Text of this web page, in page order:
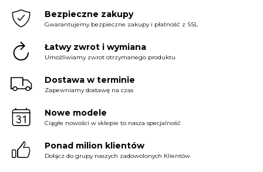
Bezpieczne zakupy
Gwarantujemy bezpieczne zakupy i płatność z SSL
Łatwy zwrot i wymiana
Umożliwiamy zwrot otrzymanego produktu
Dostawa w terminie
Zapewniamy dostawę na czas
Nowe modele
Ciągłe nowości w sklepie to nasza specjalność
Ponad milion klientów
Dołącz do grupy naszych zadowolonych Klientów